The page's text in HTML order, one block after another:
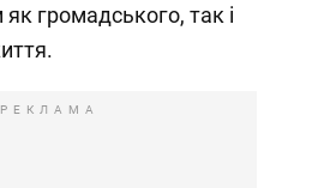
громадського, так і
РЕКЛАМА